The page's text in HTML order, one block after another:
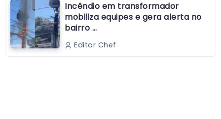
Incêndio em transformador
mobiliza equipes e gera alerta no
bairro …
Editor Chef